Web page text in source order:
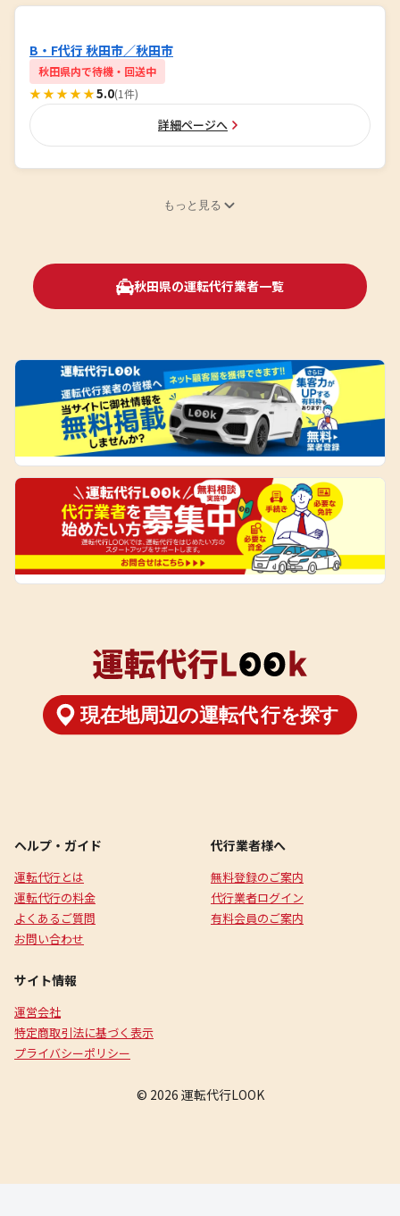
B・F代行 秋田市／秋田市
秋田県内で待機・回送中
★★★★★5.0(1件)
詳細ページへ
もっと見る
秋田県の運転代行業者一覧
ヘルプ・ガイド
運転代行とは
運転代行の料金
よくあるご質問
お問い合わせ
代行業者様へ
無料登録のご案内
代行業者ログイン
有料会員のご案内
サイト情報
運営会社
特定商取引法に基づく表示
プライバシーポリシー
© 2026 運転代行LOOK